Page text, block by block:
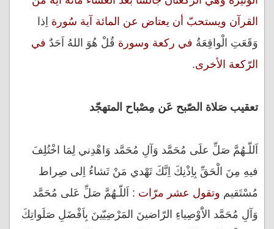
القرآن ويستحبّ أن يعتاض عن المائة آية سُورة اِذا
وَقَعَتِ الْواقِعَةُ في ركعة وسورة قُلْ هُوَ اللهُ اَحَدٌ في
الرّكعة الأخرى.
تعقيب صَلاة الصّبح عَن مِصْباح المتهجّد
اَللّـهُمَّ صَلِّ علَى مُحَمَّد وَآلِ مُحَمَّد وَاهْدِني لِمَا اخْتُلِفَ
فيهِ مِنَ الْحَقِّ بِاِذْنِكَ اِنَّكَ تَهْدي مَنْ تَشاءُ اِلى صِراط
مُسْتَقيم وتقول عشر مرّات : اَللّـهُمَّ صَلِّ عَلى مُحَمَّد
وَآلِ مُحَمَّد الاَْوْصِياءِ الرّاضينَ المَرْضِيّينَ بِاَفْضَلِ صَلَواتِكَ